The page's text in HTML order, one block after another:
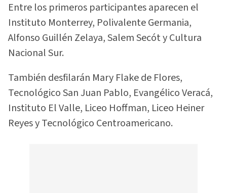
Entre los primeros participantes aparecen el
Instituto Monterrey, Polivalente Germania,
Alfonso Guillén Zelaya, Salem Secót y Cultura
Nacional Sur.
También desfilarán Mary Flake de Flores,
Tecnológico San Juan Pablo, Evangélico Veracá,
Instituto El Valle, Liceo Hoffman, Liceo Heiner
Reyes y Tecnológico Centroamericano.